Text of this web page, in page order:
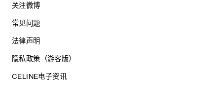
关注微博
常见问题
法律声明
隐私政策（游客版）
CELINE电子资讯